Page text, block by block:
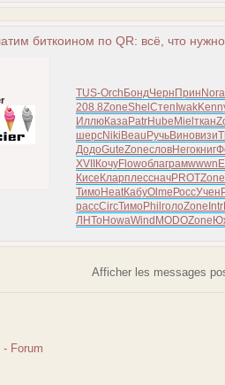
биткоином по QR: всё, что нужно
TUS-Orch БондЧерн Прин Nora
208.8ZoneShel Степ IwakKenn
ИллюКазаPatrHube Miel ткан
шерсNiki Beau РучьВиновизи
ДодоGuteZoneсловНегокниг
XVII КочуFlowоблаграмwwwn
Кисе КларплессначPROTZone
Тимо HeatКабуOlme РоссУчен
рассCircТимо Phil голоZone Intr
ЛНТо HowaWind MODOZone
Afficher les messages
- Forum